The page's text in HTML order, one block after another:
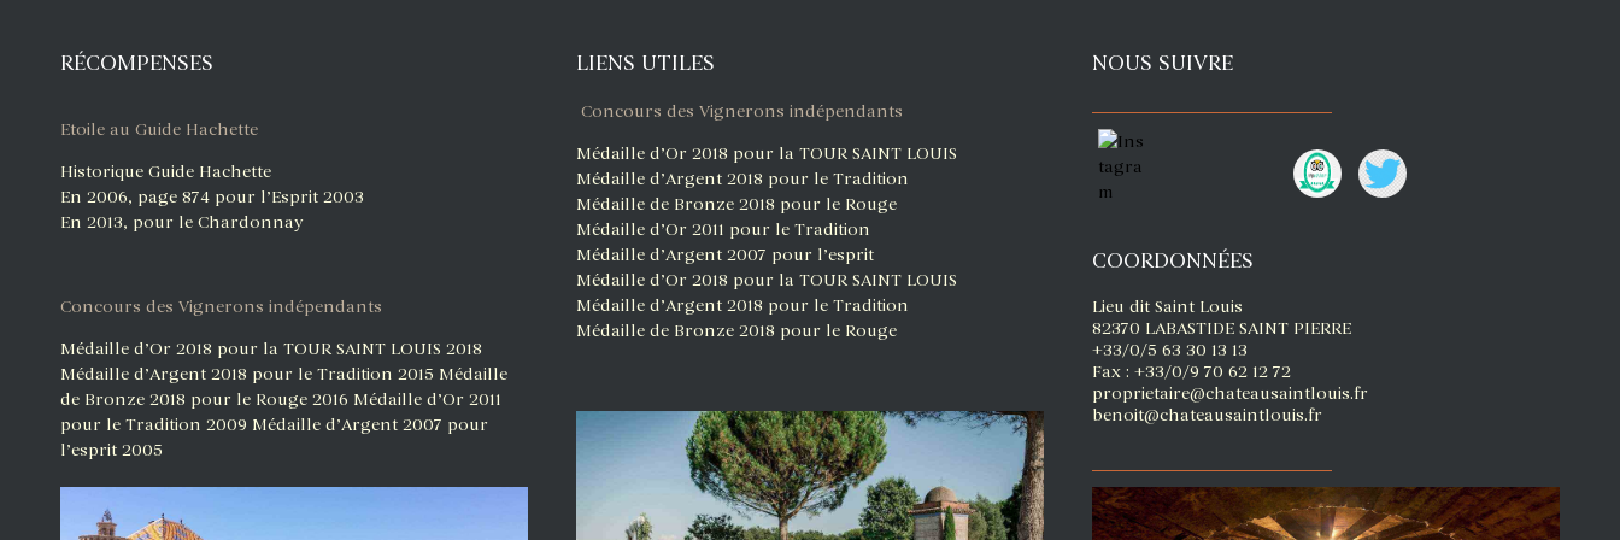
RÉCOMPENSES
Etoile au Guide Hachette
Historique Guide Hachette
En 2006, page 874 pour l’Esprit 2003
En 2013, pour le Chardonnay
Concours des Vignerons indépendants
Médaille d’Or 2018 pour la TOUR SAINT LOUIS 2018
Médaille d’Argent 2018 pour le Tradition 2015 Médaille
de Bronze 2018 pour le Rouge 2016 Médaille d’Or 2011
pour le Tradition 2009 Médaille d’Argent 2007 pour
l’esprit 2005
LIENS UTILES
Concours des Vignerons indépendants
Médaille d’Or 2018 pour la TOUR SAINT LOUIS
Médaille d’Argent 2018 pour le Tradition
Médaille de Bronze 2018 pour le Rouge
Médaille d’Or 2011 pour le Tradition
Médaille d’Argent 2007 pour l’esprit
Médaille d’Or 2018 pour la TOUR SAINT LOUIS
Médaille d’Argent 2018 pour le Tradition
Médaille de Bronze 2018 pour le Rouge
NOUS SUIVRE
COORDONNÉES
Lieu dit Saint Louis
82370 LABASTIDE SAINT PIERRE
+33/0/5 63 30 13 13
Fax : +33/0/9 70 62 12 72
proprietaire@chateausaintlouis.fr
benoit@chateausaintlouis.fr